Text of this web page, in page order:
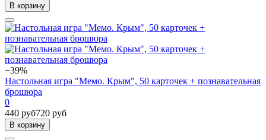
В корзину
−39%
Настольная игра "Мемо. Крым", 50 карточек + познавательная
брошюра
0
440 руб720 руб
В корзину